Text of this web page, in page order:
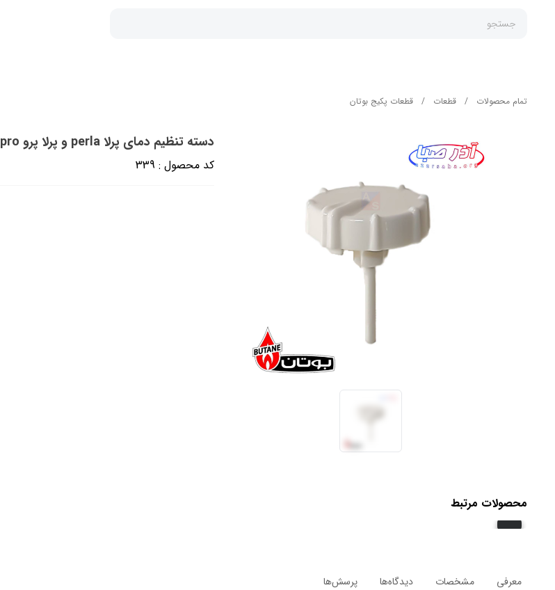
جستجو
تمام محصولات / قطعات / قطعات پکیج بوتان
دسته تنظیم دمای پرلا perla و پرلا پرو Perlapro پکیج بوتان (غیر شرکتی مرغوب)
کد محصول : 339
محصولات مرتبط
معرفی مشخصات دیدگاه‌ها پرسش‌ها